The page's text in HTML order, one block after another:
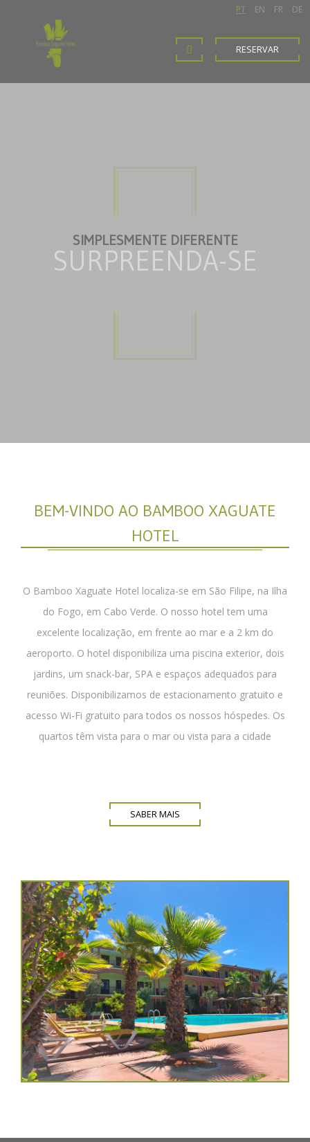
PT EN FR DE
RESERVAR
SURPREENDA-SE
RELAXE E APRECIE
BEM-VINDO AO BAMBOO XAGUATE
HOTEL
O Bamboo Xaguate Hotel localiza-se em São Filipe, na Ilha
do Fogo, em Cabo Verde. O nosso hotel tem uma
excelente localização, em frente ao mar e a 2 km do
aeroporto. O hotel disponibiliza uma piscina exterior, dois
jardins, um snack-bar, SPA e espaços adequados para
reuniões. Disponibilizamos de estacionamento gratuito e
acesso Wi-Fi gratuito para todos os nossos hóspedes. Os
quartos têm vista para o mar ou vista para a cidade
SABER MAIS